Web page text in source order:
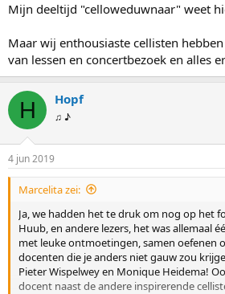
Mijn deeltijd "celloweduwnaar" weet
Maar wij enthousiaste cellisten
van lessen en concertbezoek en alles
H Hopf
♫ ♪
4 jun 2019
Marcelita zei:
Ja, we hadden het te druk om nog op het
Huub, en andere lezers, het was allemaal
met leuke ontmoetingen, samen oefenen
docenten die je anders niet gauw zou
Pieter Wispelwey en Monique Heidema!
docent naast de andere inspirerende